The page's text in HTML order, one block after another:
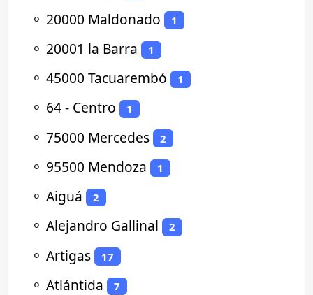
⚬ 20000 Maldonado 1
⚬ 20001 la Barra 1
⚬ 45000 Tacuarembó 1
⚬ 64 - Centro 1
⚬ 75000 Mercedes 2
⚬ 95500 Mendoza 1
⚬ Aiguá 2
⚬ Alejandro Gallinal 2
⚬ Artigas 17
⚬ Atlántida 7